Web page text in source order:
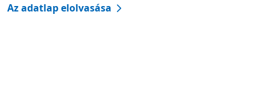
Az adatlap elolvasása